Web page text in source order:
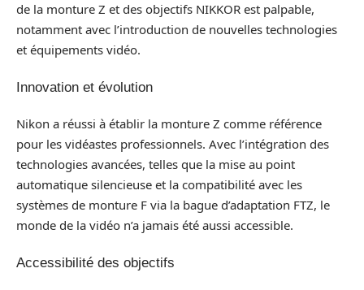
de la monture Z et des objectifs NIKKOR est palpable,
notamment avec l’introduction de nouvelles technologies
et équipements vidéo.
Innovation et évolution
Nikon a réussi à établir la monture Z comme référence
pour les vidéastes professionnels. Avec l’intégration des
technologies avancées, telles que la mise au point
automatique silencieuse et la compatibilité avec les
systèmes de monture F via la bague d’adaptation FTZ, le
monde de la vidéo n’a jamais été aussi accessible.
Accessibilité des objectifs